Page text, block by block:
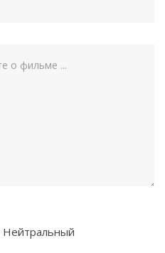
Нейтральный